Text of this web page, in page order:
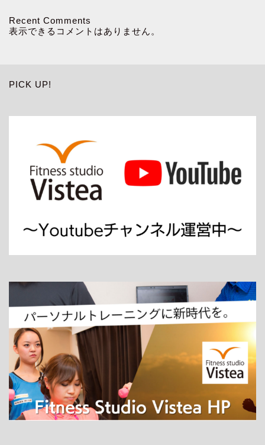
Recent Comments
表示できるコメントはありません。
PICK UP!
ホーム
パーソナルトレーニング
ダイエット